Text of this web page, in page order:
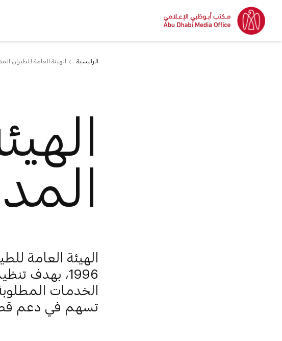
الرئيسية الهيئة العامة للطيران
الهيئة العامة
1996، بهدف
الخدمات
تسهم في دعم